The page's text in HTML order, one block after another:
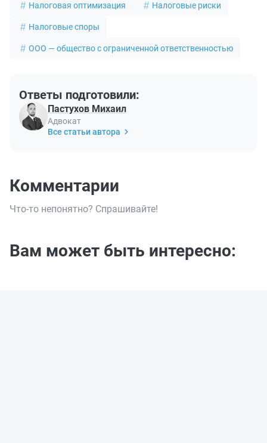
Налоговая оптимизация Налоговые риски
Налоговые споры
ООО — общество с ограниченной ответственностью
Ответы подготовили:
Пастухов Михаил
Адвокат
Все статьи автора
Комментарии
Что-то непонятно? Спрашивайте!
Вам может быть интересно: